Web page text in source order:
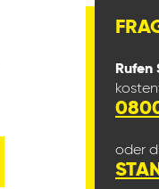
Rufen
oder